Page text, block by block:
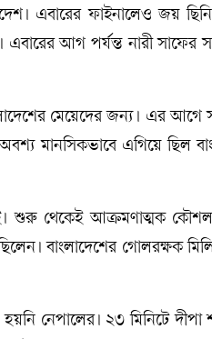
এবারের ফাইনালেও জয়
এবারের আগ পর্যন্ত নারী
মেয়েদের জন্য। এর আগে
মানসিকভাবে এগিয়ে ছিল
শুরু থেকেই আক্রমণাত্মক কৌশল
বাংলাদেশের গোলরক্ষক
নেপালের। ২৩ মিনিটে দীপা